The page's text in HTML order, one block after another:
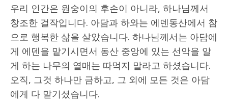
우리 인간은 원숭이의 후손이 아니라, 하나님께서
창조한 걸작입니다. 아담과 하와는 에덴동산에서 참
으로 행복한 삶을 살았습니다. 하나님께서는 아담에
게 에덴을 맡기시면서 동산 중앙에 있는 선악을 알
게 하는 나무의 열매는 따먹지 말라고 하셨습니다.
오직, 그것 하나만 금하고, 그 외에 모든 것은 아담
에게 다 맡기셨습니다.